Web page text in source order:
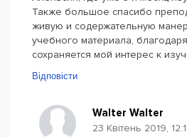
Также большое спасибо
живую и содержательную
учебного материала,
сохраняется мой интерес к
Відповісти
Walter Walter
23 Квітень 2019,